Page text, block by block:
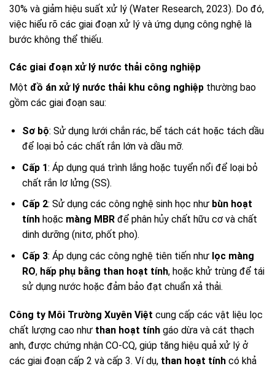
30% và giảm hiệu suất xử lý (Water Research, 2023). Do đó,
việc hiểu rõ các giai đoạn xử lý và ứng dụng công nghệ là
bước không thể thiếu.
Các giai đoạn xử lý nước thải công nghiệp
Một đồ án xử lý nước thải khu công nghiệp thường bao
gồm các giai đoạn sau:
Sơ bộ: Sử dụng lưới chắn rác, bể tách cát hoặc tách dầu
để loại bỏ các chất rắn lớn và dầu mỡ.
Cấp 1: Áp dụng quá trình lắng hoặc tuyển nổi để loại bỏ
chất rắn lơ lửng (SS).
Cấp 2: Sử dụng các công nghệ sinh học như bùn hoạt
tínhhoặc màng MBRđể phân hủy chất hữu cơ và chất
dinh dưỡng (nitơ, phốt pho).
Cấp 3: Áp dụng các công nghệ tiên tiến như lọc màng
RO, hấp phụ bằng than hoạt tính, hoặc khử trùng để tái
sử dụng nước hoặc đảm bảo đạt chuẩn xả thải.
Công ty Môi Trường Xuyên Việt cung cấp các vật liệu lọc
chất lượng cao như than hoạt tính gáo dừa và cát thạch
anh, được chứng nhận CO-CQ, giúp tăng hiệu quả xử lý ở
các giai đoạn cấp 2 và cấp 3. Ví dụ, than hoạt tính có khả